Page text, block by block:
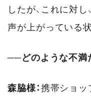
したが、これに対
声が上がっている
──どのような不満
森脇様：携帯ショッ